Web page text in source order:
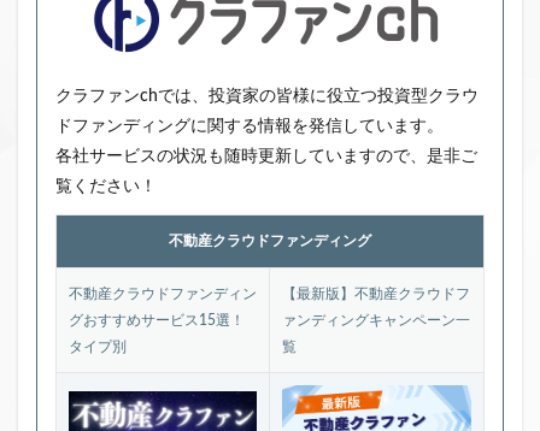
クラファンchでは、投資家の皆様に役立つ投資型クラウ
ドファンディングに関する情報を発信しています。
各社サービスの状況も随時更新していますので、是非ご
覧ください！
不動産クラウドファンディング
不動産クラウドファンディン
グおすすめサービス15選！
タイプ別
【最新版】不動産クラウドフ
ァンディングキャンペーン一
覧